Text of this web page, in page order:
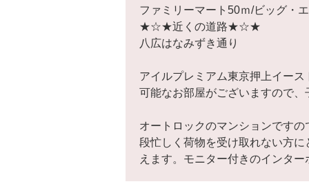
ファミリーマート50ｍ/ビッグ・
★☆★近くの道路★☆★
八広はなみずき通り
アイルプレミアム東京押上イー
可能なお部屋がございますので
オートロックのマンションです
段忙しく荷物を受け取れない方
えます。モニター付きのインタ